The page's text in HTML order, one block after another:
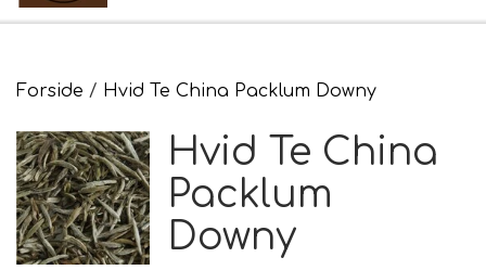
Forside
Kaffe
Se Butikken
Forside Hvid Te China Packlum Downy
Hvid Te China
Packlum
Downy